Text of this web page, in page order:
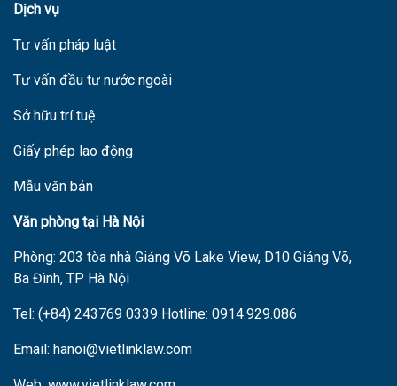
Dịch vụ
Tư vấn pháp luật
Tư vấn đầu tư nước ngoài
Sở hữu trí tuệ
Giấy phép lao động
Mẫu văn bản
Văn phòng tại Hà Nội
Phòng: 203 tòa nhà Giảng Võ Lake View, D10 Giảng Võ,
Ba Đình, TP Hà Nội
Tel: (+84) 243769 0339 Hotline: 0914.929.086
Email: hanoi@vietlinklaw.com